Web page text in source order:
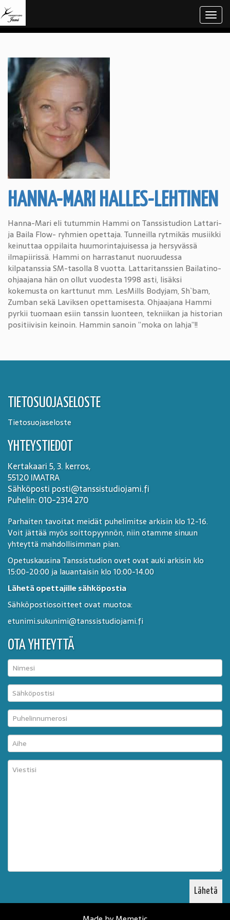
HANNA-MARI HALLES-LEHTINEN
Hanna-Mari eli tutummin Hammi on Tanssistudion Lattari-
ja Baila Flow- ryhmien opettaja. Tunneilla rytmikäs musiikki
keinuttaa oppilaita huumorintajuisessa ja hersyvässä
ilmapiirissä. Hammi on harrastanut nuoruudessa
kilpatanssia SM-tasolla 8 vuotta. Lattaritanssien Bailatino-
ohjaajana hän on ollut vuodesta 1998 asti, lisäksi
kokemusta on karttunut mm. LesMills Bodyjam, Sh`bam,
Zumban sekä Laviksen opettamisesta. Ohjaajana Hammi
pyrkii tuomaan esiin tanssin luonteen, tekniikan ja historian
positiivisin keinoin. Hammin sanoin ”moka on lahja”!!
TIETOSUOJASELOSTE
Tietosuojaseloste
YHTEYSTIEDOT
Kertakaari 5, 3. kerros,
55120 IMATRA
Sähköposti posti@tanssistudiojami.fi
Puhelin: 010-2314 270
Parhaiten tavoitat meidät puhelimitse arkisin klo 12-16.
Voit jättää myös soittopyynnön, niin otamme sinuun
yhteyttä mahdollisimman pian.
Opetuskausina Tanssistudion ovet ovat auki arkisin klo
15:00-20:00 ja lauantaisin klo 10:00-14.00
Lähetä opettajille sähköpostia
Sähköpostiosoitteet ovat muotoa:
etunimi.sukunimi@tanssistudiojami.fi
OTA YHTEYTTÄ